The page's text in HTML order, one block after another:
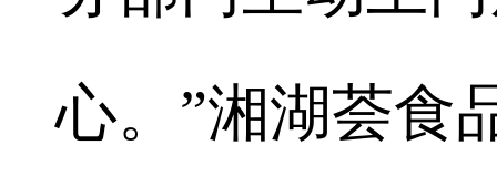
心。”湘湖荟食